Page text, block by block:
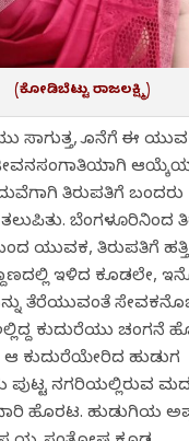
(ಕೋಡಿಬೆಟ್ಟು ರಾಜಲಕ್ಷ್ಮಿ)
ಸಾಗುತ್ತ, ಕೊನೆಗೆ ಈ
ತಿರುಪತಿಗೆ ಬಂದರು
ಬೆಂಗಳೂರಿನಿಂದ
ಯುವಕ, ತಿರುಪತಿಗೆ
ಇಳಿದ ಕೂಡಲೇ,
ತೆರೆಯುವಂತೆ
ಕುದುರೆಯು ಚಂಗನೆ
ಕುದುರೆಯೇರಿದ ಹುಡುಗ
ಪುಟ್ಟ ನಗರಿಯಲ್ಲಿರುವ
ಹೊರಟ. ಹುಡುಗಿಯ